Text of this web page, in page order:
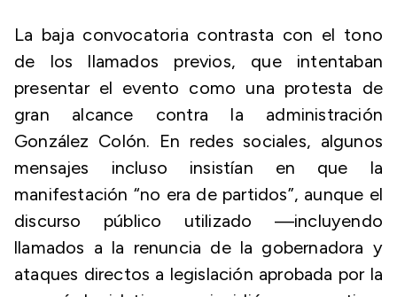
La baja convocatoria contrasta con el tono
de los llamados previos, que intentaban
presentar el evento como una protesta de
gran alcance contra la administración
González Colón. En redes sociales, algunos
mensajes incluso insistían en que la
manifestación “no era de partidos”, aunque el
discurso público utilizado —incluyendo
llamados a la renuncia de la gobernadora y
ataques directos a legislación aprobada por la